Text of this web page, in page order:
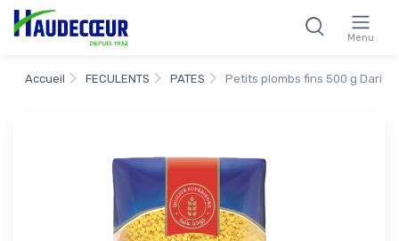
Menu
Accueil FECULENTS PATES Petits plombs fins 500 g Dari